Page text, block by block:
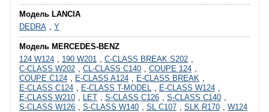
Модель LANCIA
DEDRA , Y
Модель MERCEDES-BENZ
124 W124 , 190 W201 , C-CLASS BREAK S202 ,
C-CLASS W202 , CL-CLASS C140 , COUPE 124 ,
COUPE C124 , E-CLASS A124 , E-CLASS BREAK ,
E-CLASS C124 , E-CLASS T-MODEL , E-CLASS W124 ,
E-CLASS W210 , LET , S-CLASS C126 , S-CLASS C140 ,
S-CLASS W126 , S-CLASS W140 , SL C107 , SLK R170 , W124